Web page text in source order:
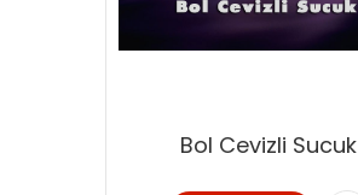
Bol Cevizli Sucuk